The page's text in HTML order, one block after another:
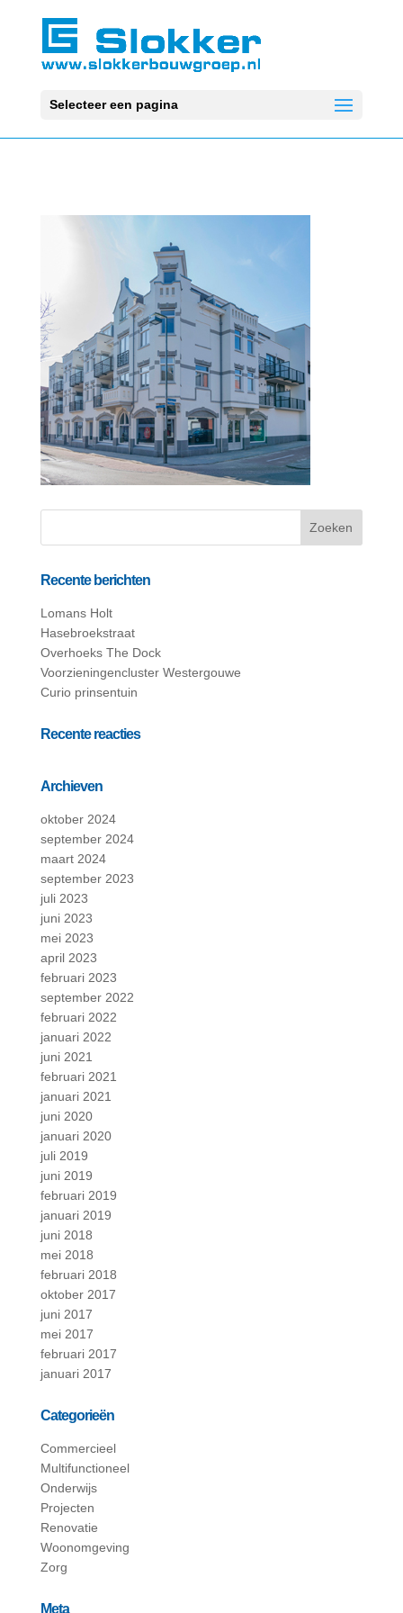
Selecteer een pagina
Recente berichten
Lomans Holt
Hasebroekstraat
Overhoeks The Dock
Voorzieningencluster Westergouwe
Curio prinsentuin
Recente reacties
Archieven
oktober 2024
september 2024
maart 2024
september 2023
juli 2023
juni 2023
mei 2023
april 2023
februari 2023
september 2022
februari 2022
januari 2022
juni 2021
februari 2021
januari 2021
juni 2020
januari 2020
juli 2019
juni 2019
februari 2019
januari 2019
juni 2018
mei 2018
februari 2018
oktober 2017
juni 2017
mei 2017
februari 2017
januari 2017
Categorieën
Commercieel
Multifunctioneel
Onderwijs
Projecten
Renovatie
Woonomgeving
Zorg
Meta